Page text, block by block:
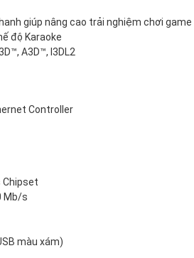
giúp nâng cao trải nghiệm chơi game
độ Karaoke
A3D™, I3DL2
Controller
Chipset
Mb/s
màu xám)